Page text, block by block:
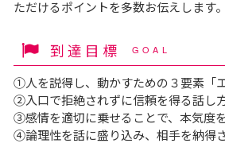
ただけるポイントを多数お伝えします。
到達目標 GOAL
①人を説得し、動かすための３要素「
②入口で拒絶されずに信頼を得る話し
③感情を適切に乗せることで、本気度
④論理性を話に盛り込み、相手を納得